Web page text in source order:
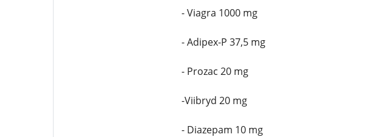
- Viagra 1000 mg
- Adipex-P 37,5 mg
- Prozac 20 mg
-Viibryd 20 mg
- Diazepam 10 mg